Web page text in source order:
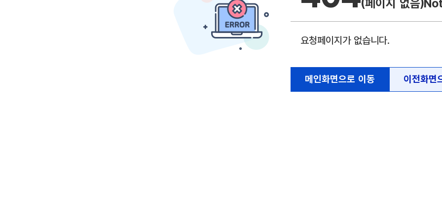
(페이지 없음)
요청페이지가 없습니다.
메인화면으로 이동 이전화면